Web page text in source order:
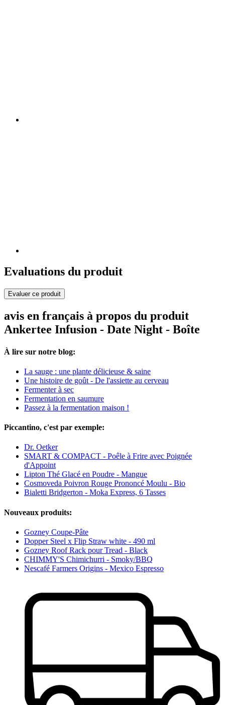
Evaluations du produit
Evaluer ce produit
avis en français à propos du produit
Ankertee Infusion - Date Night - Boîte
À lire sur notre blog:
La sauge : une plante délicieuse & saine
Une histoire de goût - De l'assiette au cerveau
Fermenter à sec
Fermentation en saumure
Passez à la fermentation maison !
Piccantino, c'est par exemple:
Dr. Oetker
SMART & COMPACT - Poêle à Frire avec Poignée
d'Appoint
Lipton Thé Glacé en Poudre - Mangue
Cosmoveda Poivron Rouge Prononcé Moulu - Bio
Bialetti Bridgerton - Moka Express, 6 Tasses
Nouveaux produits:
Gozney Coupe-Pâte
Dopper Steel x Flip Straw white - 490 ml
Gozney Roof Rack pour Tread - Black
CHIMMY'S Chimichurri - Smoky/BBQ
Nescafé Farmers Origins - Mexico Espresso